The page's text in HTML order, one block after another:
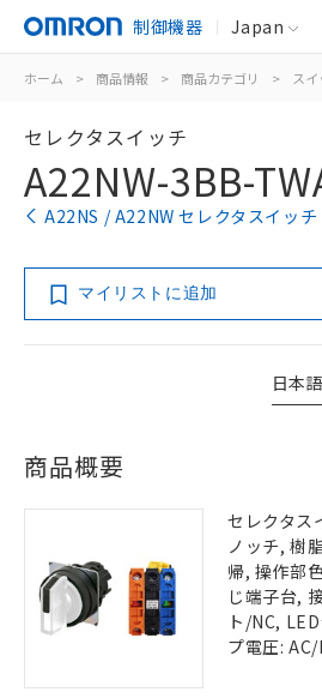
制御機器 Japan
ホーム > 商品情報 > 商品カテゴリ > ス
セレクタスイッチ
A22NW-3BB-
A22NS / A22NW セレクタスイッ
マイリストに追加
日本語
商品概要
セレクタス
ノッチ, 樹
帰, 操作部
じ端子台,
ト/NC,
プ電圧: